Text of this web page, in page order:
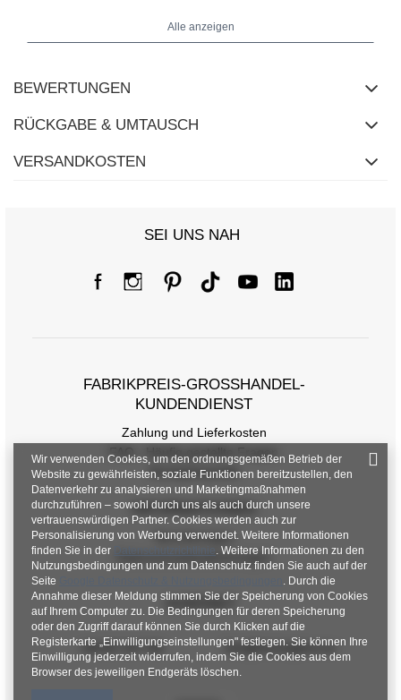
Größe S/M
[C] Hüftumfang 84 94
[D] Gesamtlänge 64 65
[E] Ärmellänge
Alle anzeigen
BEWERTUNGEN
RÜCKGABE & UMTAUSCH
VERSANDKOSTEN
SEI UNS NAH
FABRIKPREIS-GROSSHANDEL-K
UNDENDIENST
Zahlung und Lieferkosten
FAQ - Häufig gestellte Fragen
Rückgabepolitik
INFORMATIONEN
Verordnungen
Datenschutzbestimmungen
KONTAKT
+48 601 547 740 hurt@factoryprice.eu
Wir verwenden Cookies, um den ordnungsgemäßen Betrieb der
Website zu gewährleisten, soziale Funktionen bereitzustellen, den
Datenverkehr zu analysieren und Marketingmaßnahmen
durchzuführen – sowohl durch uns als auch durch unsere
vertrauenswürdigen Partner. Cookies werden auch zur
Personalisierung von Werbung verwendet. Weitere Informationen
finden Sie in der
Datenschutzrichtlinie. Weitere Informationen zu den
Nutzungsbedingungen und zum Datenschutz finden Sie auch auf der
Seite
. Durch die
Annahme dieser Meldung stimmen Sie der Speicherung von Cookies
auf Ihrem Computer zu. Die Bedingungen für deren Speicherung
oder den Zugriff darauf können Sie durch Klicken auf die
Registerkarte „Einwilligungseinstellungen" festlegen. Sie können Ihre
Einwilligung jederzeit widerrufen, indem Sie die Cookies aus dem
Browser des jeweiligen Endgeräts löschen.